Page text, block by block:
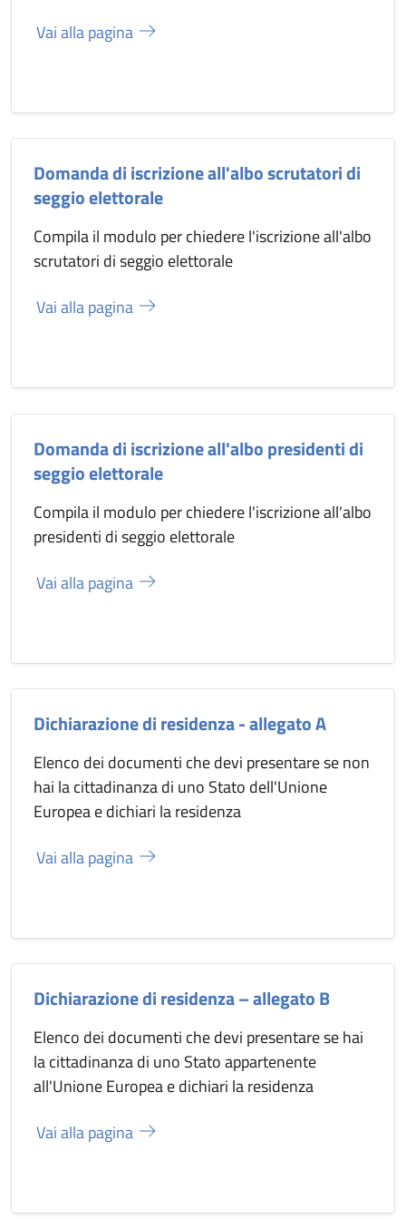
Vai alla pagina
Domanda di iscrizione all'albo scrutatori di
seggio elettorale
Compila il modulo per chiedere l'iscrizione all'albo
scrutatori di seggio elettorale
Vai alla pagina
Domanda di iscrizione all'albo presidenti di
seggio elettorale
Compila il modulo per chiedere l'iscrizione all'albo
presidenti di seggio elettorale
Vai alla pagina
Dichiarazione di residenza - allegato A
Elenco dei documenti che devi presentare se non
hai la cittadinanza di uno Stato dell'Unione
Europea e dichiari la residenza
Vai alla pagina
Dichiarazione di residenza – allegato B
Elenco dei documenti che devi presentare se hai
la cittadinanza di uno Stato appartenente
all'Unione Europea e dichiari la residenza
Vai alla pagina